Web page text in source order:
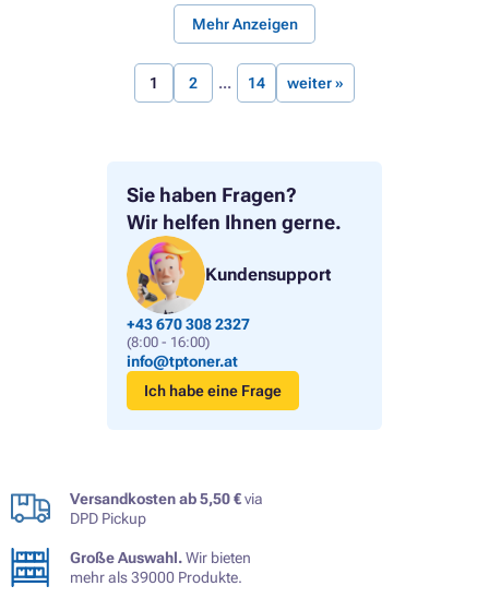
Sie haben Fragen?
Wir helfen Ihnen gerne.
Kundensupport
+43 670 308 2327
(8:00 - 16:00)
info@tptoner.at
Ich habe eine Frage
Mehr Anzeigen
1 2 14 weiter »
Versandkosten ab 5,50 €via
DPD Pickup
Große Auswahl.Wir bieten
mehr als 39000 Produkte.